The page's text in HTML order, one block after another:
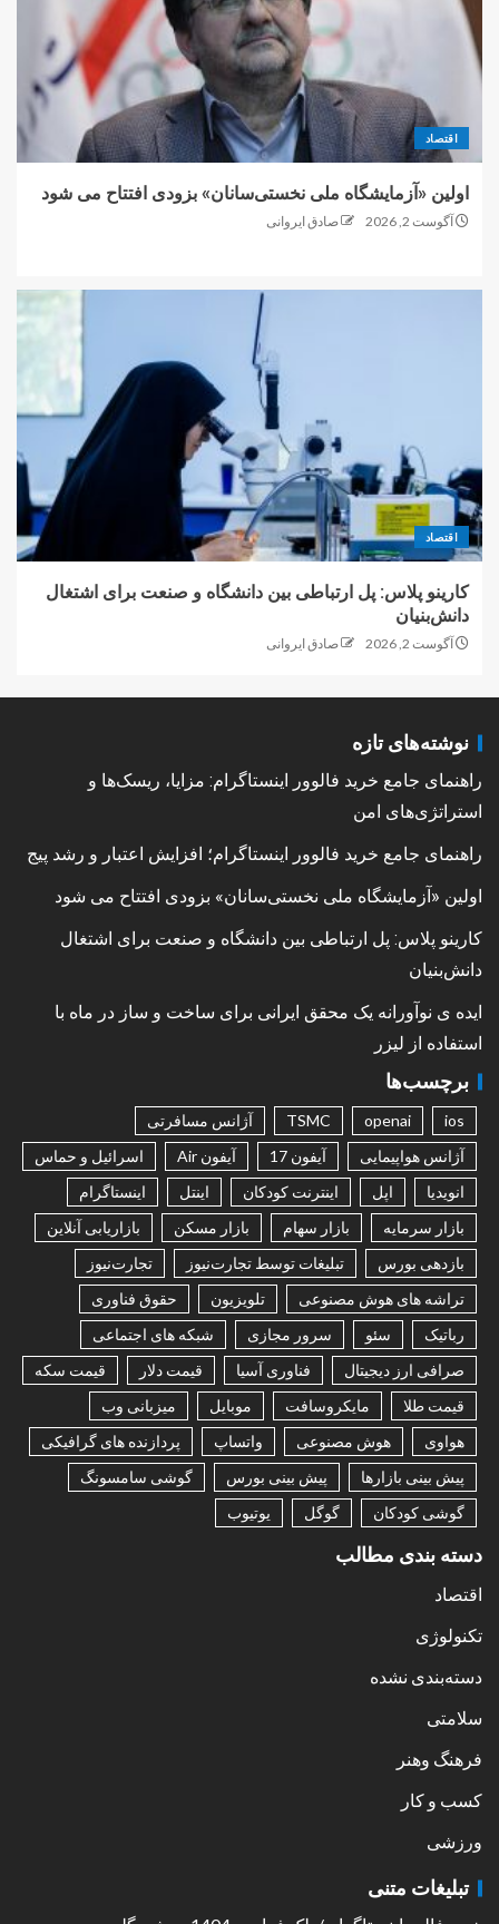
اقتصاد
اولین «آزمایشگاه ملی نخستی‌سانان» بزودی افتتاح می شود
آگوست 2, 2026 صادق ایروانی
اقتصاد
کارینو پلاس: پل ارتباطی بین دانشگاه و صنعت برای اشتغال
دانش‌بنیان
آگوست 2, 2026 صادق ایروانی
نوشته‌های تازه
راهنمای جامع خرید فالوور اینستاگرام: مزایا، ریسک‌ها و
استراتژی‌های امن
راهنمای جامع خرید فالوور اینستاگرام؛ افزایش اعتبار و رشد پیج
اولین «آزمایشگاه ملی نخستی‌سانان» بزودی افتتاح می شود
کارینو پلاس: پل ارتباطی بین دانشگاه و صنعت برای اشتغال
دانش‌بنیان
ایده ی نوآورانه یک محقق ایرانی برای ساخت و ساز در ماه با
استفاده از لیزر
برچسب‌ها
ios
openai
TSMC
آژانس مسافرتی
آژانس هواپیمایی
آیفون 17 آیفون Air
اسرائیل و حماس
انویدیا
اپل اینترنت کودکان اینتل
اینستاگرام
بازار سرمایه
بازار سهام بازار مسکن
بازاریابی آنلاین
بازدهی بورس
تبلیغات توسط تجارت‌نیوز
تجارت‌نیوز
تراشه های هوش مصنوعی
تلویزیون
حقوق فناوری
رباتیک
سئو سرور مجازی
شبکه های اجتماعی
صرافی ارز دیجیتال
فناوری آسیا قیمت دلار
قیمت سکه
قیمت طلا
مایکروسافت موبایل
میزبانی وب
هواوی
هوش مصنوعی واتساپ
پردازنده های گرافیکی
پیش بینی بازارها
پیش بینی بورس
گوشی سامسونگ
گوشی کودکان
گوگل یوتیوب
دسته بندی مطالب
اقتصاد
تکنولوژی
دسته‌بندی نشده
سلامتی
فرهنگ وهنر
کسب و کار
ورزشی
تبلیغات متنی